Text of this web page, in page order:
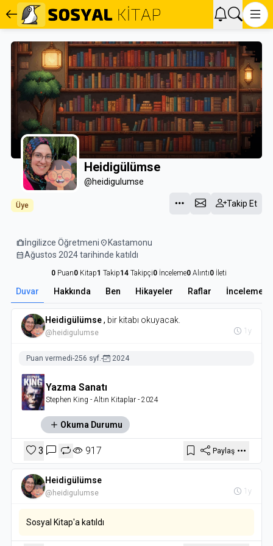
Heidigülümse
@heidigulumse
Takip Et
Üye
tripİngilizce Öğretmenilocation_on Kastamonu
calendar_monthAğustos 2024 tarihinde katıldı
0 Puan0 Kitap1 Takip14 Takipçi0 İnceleme0 Alıntı0 İleti
Duvar Hakkında Ben Hikayeler Raflar
Heidigülümse, bir kitabı okuyacak.
@heidigulumse 1y
Puan vermedi-256 syf.- 2024
Yazma Sanatı
Stephen King - Altın Kitaplar- 2024
Okuma Durumu
3 917 Paylaş
Heidigülümse
@heidigulumse 1y
Sosyal Kitap'a katıldı